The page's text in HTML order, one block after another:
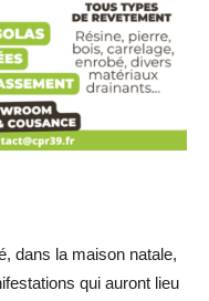
dans la maison natale,
qui auront lieu